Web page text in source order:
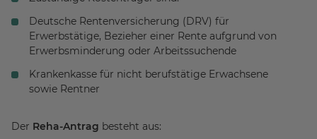
Deutsche Rentenversicherung (DRV) für
Erwerbstätige, Bezieher einer Rente aufgrund von
Erwerbsminderung oder Arbeitssuchende
Krankenkasse für nicht berufstätige Erwachsene
sowie Rentner
Der Reha-Antrag besteht aus: